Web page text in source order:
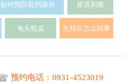
如何预防前列腺炎 尿道刺痛
龟头蜕皮 无精症怎么回事
预约电话：0931-4523019